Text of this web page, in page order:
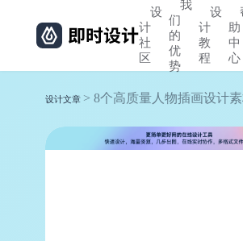
设
计
社
区
我
们
的
优
势
设
计
教
程
助
中
心
设计文章 > 8个高质量人物插画设计